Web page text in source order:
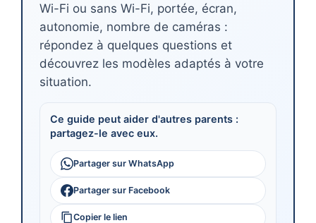
Wi-Fi ou sans Wi-Fi, portée, écran,
autonomie, nombre de caméras :
répondez à quelques questions et
découvrez les modèles adaptés à votre
situation.
Ce guide peut aider d'autres parents :
partagez-le avec eux.
Partager sur WhatsApp
Partager sur Facebook
Copier le lien